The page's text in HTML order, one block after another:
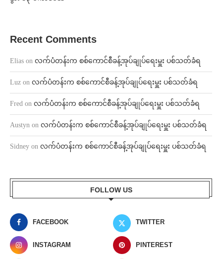
Recent Comments
Elias on လက်ပံတန်းက စစ်ကောင်စီခန့်အုပ်ချုပ်ရေးမှူး ပစ်သတ်ခံရ
Luz on လက်ပံတန်းက စစ်ကောင်စီခန့်အုပ်ချုပ်ရေးမှူး ပစ်သတ်ခံရ
Fred on လက်ပံတန်းက စစ်ကောင်စီခန့်အုပ်ချုပ်ရေးမှူး ပစ်သတ်ခံရ
Austyn on လက်ပံတန်းက စစ်ကောင်စီခန့်အုပ်ချုပ်ရေးမှူး ပစ်သတ်ခံရ
Sidney on လက်ပံတန်းက စစ်ကောင်စီခန့်အုပ်ချုပ်ရေးမှူး ပစ်သတ်ခံရ
FOLLOW US
FACEBOOK TWITTER
INSTAGRAM PINTEREST